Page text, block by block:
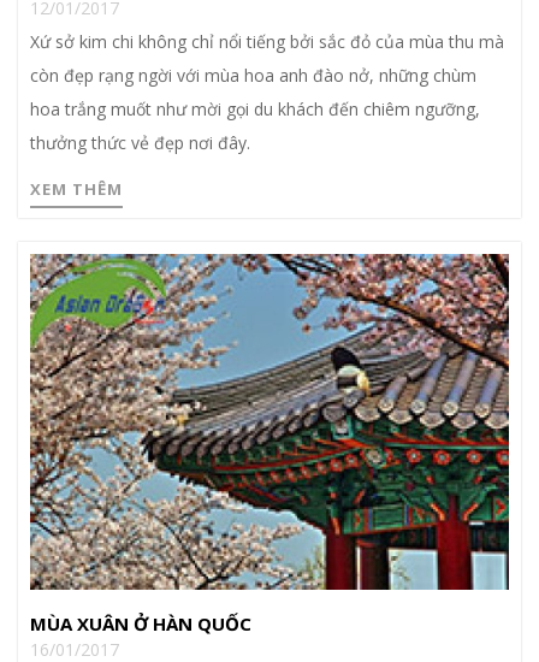
12/01/2017
Xứ sở kim chi không chỉ nổi tiếng bởi sắc đỏ của mùa thu mà
còn đẹp rạng ngời với mùa hoa anh đào nở, những chùm
hoa trắng muốt như mời gọi du khách đến chiêm ngưỡng,
thưởng thức vẻ đẹp nơi đây.
XEM THÊM
MÙA XUÂN Ở HÀN QUỐC
16/01/2017